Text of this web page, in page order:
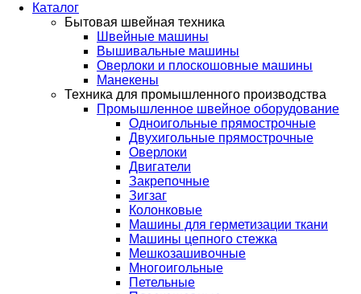
Каталог
Бытовая швейная техника
Швейные машины
Вышивальные машины
Оверлоки и плоскошовные машины
Манекены
Техника для промышленного производства
Промышленное швейное оборудование
Одноигольные прямострочные
Двухигольные прямострочные
Оверлоки
Двигатели
Закрепочные
Зигзаг
Колонковые
Машины для герметизации ткани
Машины цепного стежка
Мешкозашивочные
Многоигольные
Петельные